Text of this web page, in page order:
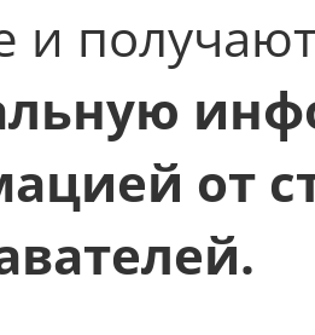
и
от